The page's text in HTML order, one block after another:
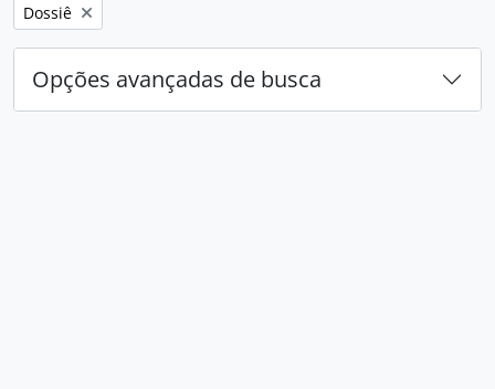
Remover filtro:
Dossiê
Opções avançadas de busca